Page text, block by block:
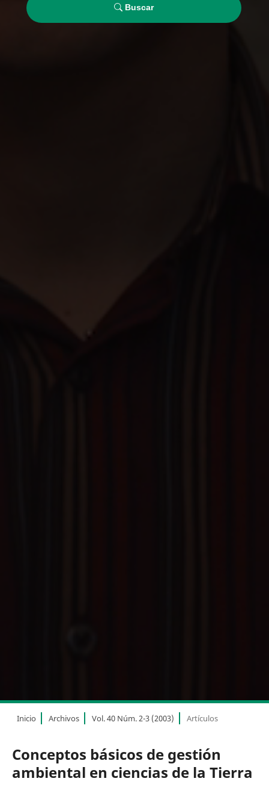
Buscar
Inicio Archivos Vol. 40 Núm. 2-3 (2003) Artículos
Conceptos básicos de gestión
ambiental en ciencias de la Tierra